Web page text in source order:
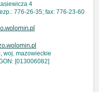
4
776-26-35; fax: 776-23-60
woj. mazowieckie
[013006082]